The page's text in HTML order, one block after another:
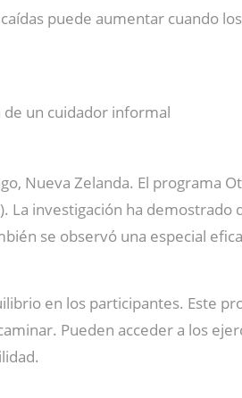
puede aumentar cuando
un cuidador informal
Nueva Zelanda. El programa
La investigación ha demostrado
se observó una especial
en los participantes. Este
Pueden acceder a los